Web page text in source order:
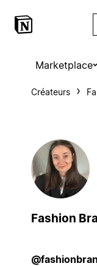
Marketplace
Créateurs
Fashion